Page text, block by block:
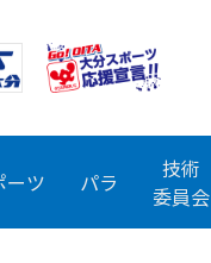
ーツ パラ
技術
委員会